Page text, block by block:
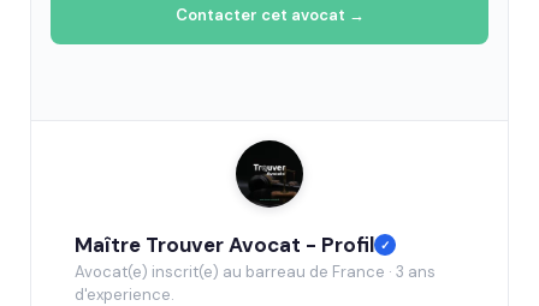
Contacter cet avocat →
Maître Trouver Avocat - Profil ✓
Avocat(e) inscrit(e) au barreau de France · 3 ans
d'experience.